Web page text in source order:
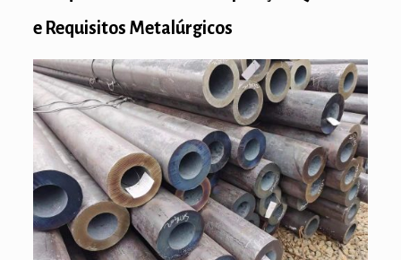
e Requisitos Metalúrgicos